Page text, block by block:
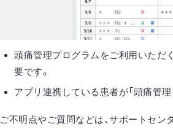
頭痛管理プログラムをご利用いただ
要です。
アプリ連携している患者が「頭痛管理
ご不明点やご質問などは、サポートセン